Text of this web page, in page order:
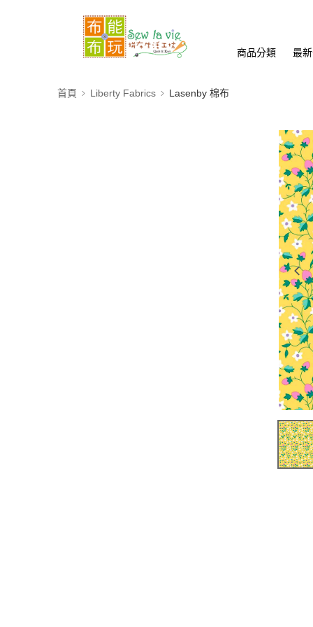
商品分類 最
首頁 Liberty Fabrics Lasenby 棉布